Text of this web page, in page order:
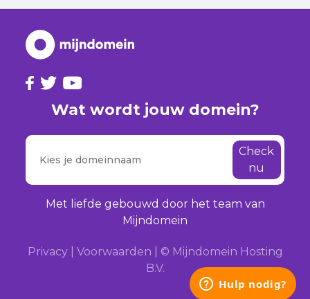
Wat wordt jouw domein?
Check
nu
Met liefde gebouwd door het team van
Mijndomein
Privacy Voorwaarden
© Mijndomein Hosting
B.V.